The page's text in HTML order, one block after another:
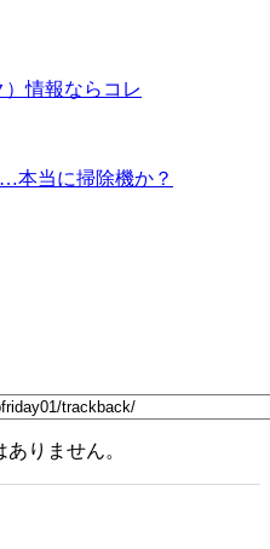
情報ならコレ
本当に掃除機か？
りません。